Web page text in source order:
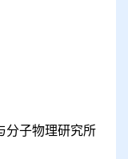
分子物理研究所